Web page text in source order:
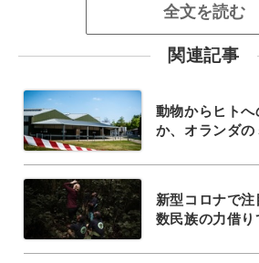
全文を読む
関連記事
動物からヒト
か、オランダ
新型コロナで
数民族の力借